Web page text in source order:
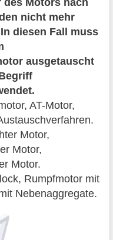
nicht mehr
diesen Fall muss
ausgetauscht
AT-Motor,
Motor,
Motor,
Motor.
Rumpfmotor mit
Nebenaggregate.